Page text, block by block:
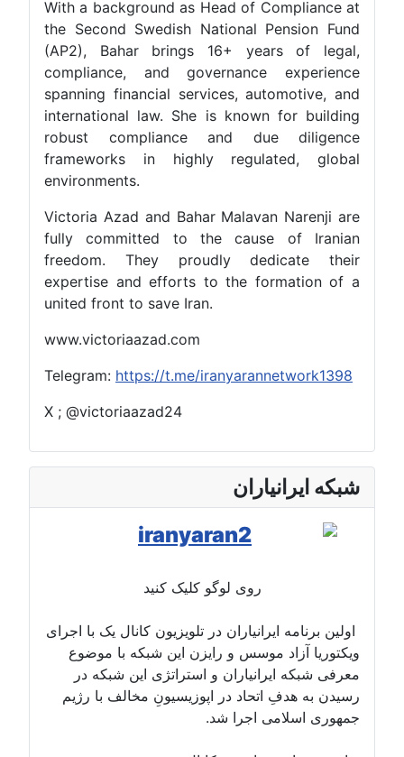
With a background as Head of Compliance at
the Second Swedish National Pension Fund
(AP2), Bahar brings 16+ years of legal,
compliance, and governance experience
spanning financial services, automotive, and
international law. She is known for building
robust compliance and due diligence
frameworks in highly regulated, global
environments.
Victoria Azad and Bahar Malavan Narenji are
fully committed to the cause of Iranian
freedom. They proudly dedicate their
expertise and efforts to the formation of a
united front to save Iran.
www.victoriaazad.com
Telegram: https://t.me/iranyarannetwork1398
X ; @victoriaazad24
شبکه ایرانیاران
روی لوگو کلیک کنید
اولین برنامه ایرانیاران در تلویزیون کانال یک با اجرای
ویکتوریا آزاد موسس و رایزن این شبکه با موضوع
معرفی شبکه ایرانیاران و استراتژی این شبکه در
رسیدن به هدفِ اتحاد در اپوزیسیونِ مخالف با رژیم
جمهوری اسلامی اجرا شد.